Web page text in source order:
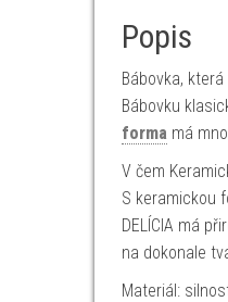
Popis
Bábovka,
Bábovku
forma má
V čem
S keramickou
DELÍCIA má
na dokonale
Materiál: